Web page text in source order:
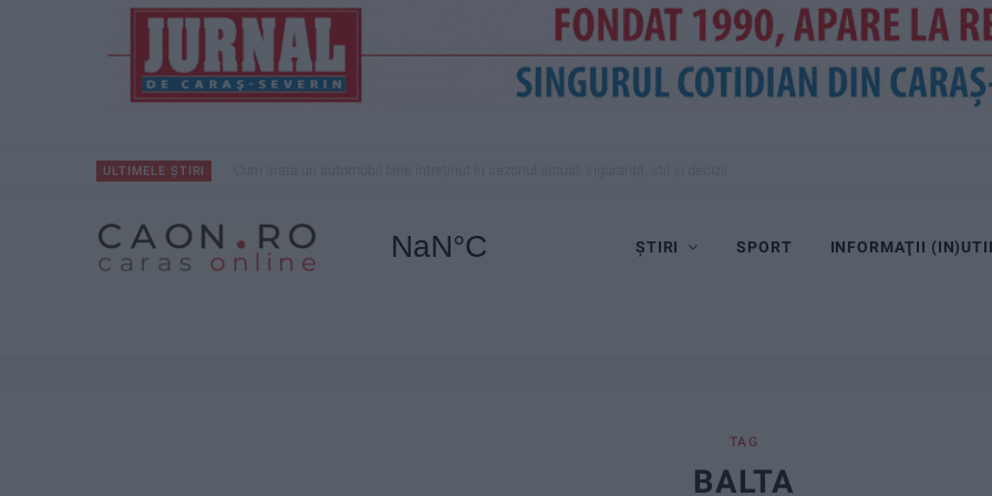
ULTIMELE ȘTIRI
ȘTIRI SPORT INFORMAŢII
TAG
BALTA